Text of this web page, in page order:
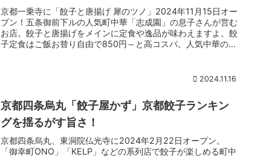
京都一乗寺に「餃子と唐揚げ 犀のツノ」2024年11月15日オー
プン！五条御前下ルの人気町中華「志成園」の息子さんが営む
お店。餃子と唐揚げをメインに定食や逸品が味わえますよ。餃
子定食はご飯お替り自由で850円～と高コスパ。人気中華の味
2024.11.16
京都四条烏丸「餃子屋かず」京都餃子ランキン
グを揺るがす旨さ！
京都四条烏丸、東洞院仏光寺に2024年2月22日オープン。
「御幸町ONO」「KELP」などの系列店で餃子が楽しめる町中